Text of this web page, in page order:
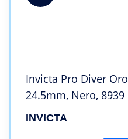
Invicta Pro Diver
24.5mm, Nero, 8939
INVICTA